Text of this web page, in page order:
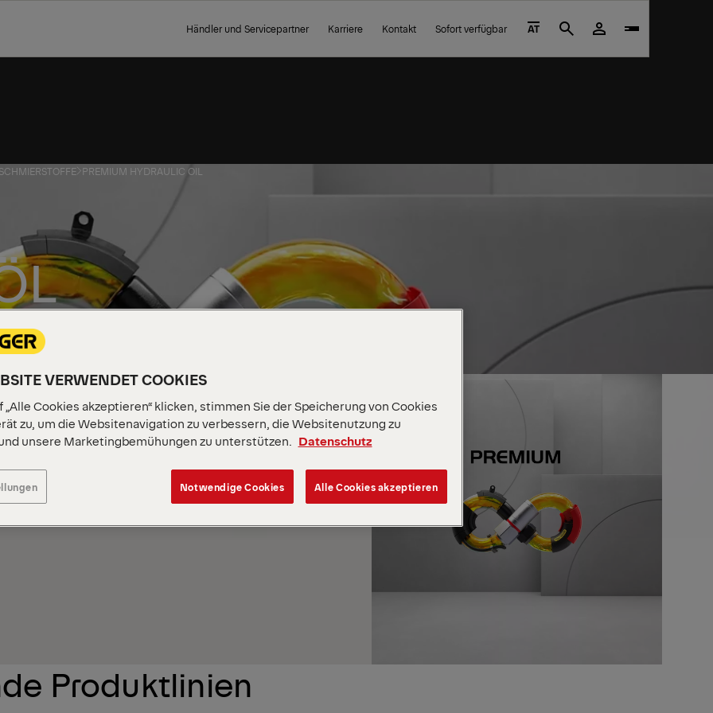
Händler und Servicepartner Karriere Kontakt Sofort verfügbar AT Search
SCHMIERSTOFFE PREMIUM HYDRAULIC OIL
Hydrauliköl
um das Hydrauliksystem in den verschiedensten
vor Verschleiß zu schützen. Da es auf Basis
es eine hervorragende Scherstabilität, die eine
Komponenten des Hydrauliksystems aufrechterhält.
Produktlinien
VERWENDET COOKIES
„Alle Cookies akzeptieren“ klicken, stimmen Sie der Speicherung von Cookies
zu, um die Websitenavigation zu verbessern, die Websitenutzung zu
unsere Marketingbemühungen zu unterstützen.
Datenschutz
Notwendige Cookies Alle Cookies akzeptieren